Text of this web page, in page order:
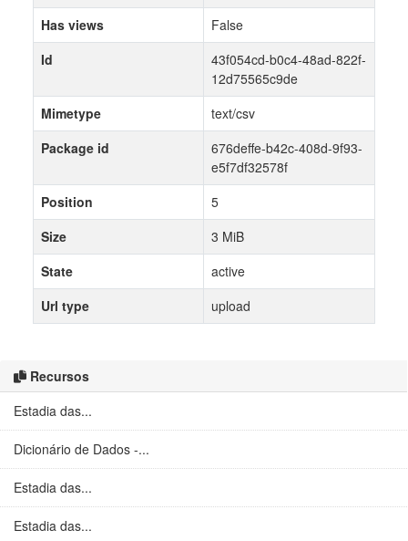
Recursos
Estadia das...
Dicionário de Dados -...
Estadia das...
Estadia das...
Has views
False
Id
43f054cd-b0c4-48ad-822f-
12d75565c9de
Mimetype
text/csv
Package id
676deffe-b42c-408d-9f93-
e5f7df32578f
Position
5
Size
3 MiB
State
active
Url type
upload